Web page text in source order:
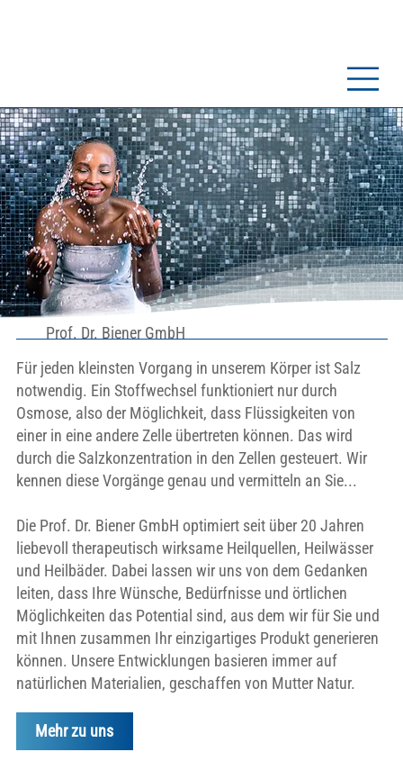
Prof. Dr. Biener GmbH
Für jeden kleinsten Vorgang in unserem Körper ist Salz
notwendig. Ein Stoffwechsel funktioniert nur durch
Osmose, also der Möglichkeit, dass Flüssigkeiten von
einer in eine andere Zelle übertreten können. Das wird
durch die Salzkonzentration in den Zellen gesteuert. Wir
kennen diese Vorgänge genau und vermitteln an Sie...
Die Prof. Dr. Biener GmbH optimiert seit über 20 Jahren
liebevoll therapeutisch wirksame Heilquellen, Heilwässer
und Heilbäder. Dabei lassen wir uns von dem Gedanken
leiten, dass Ihre Wünsche, Bedürfnisse und örtlichen
Möglichkeiten das Potential sind, aus dem wir für Sie und
mit Ihnen zusammen Ihr einzigartiges Produkt generieren
können. Unsere Entwicklungen basieren immer auf
natürlichen Materialien, geschaffen von Mutter Natur.